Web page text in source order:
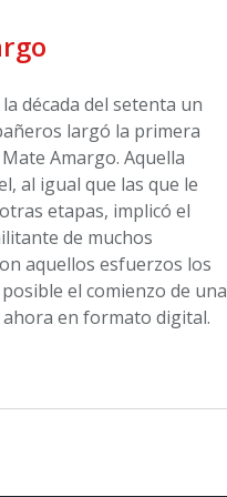
década del setenta un
largó la primera
Amargo. Aquella
al igual que las que le
etapas, implicó el
de muchos
aquellos esfuerzos los
el comienzo de una
en formato digital.